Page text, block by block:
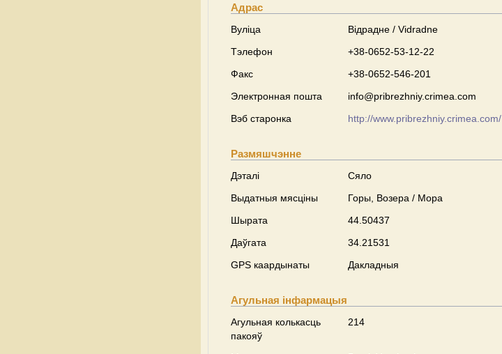
Адрас
Вуліца
Відрадне / Vidradne
Тэлефон
+38-0652-53-12-22
Факс
+38-0652-546-201
Электронная пошта
info@pribrezhniy.crimea.com
Вэб старонка
http://www.pribrezhniy.crimea.com/
Размяшчэнне
Дэталі
Сяло
Выдатныя мясціны
Горы, Возера / Мора
Шырата
44.50437
Даўгата
34.21531
GPS каардынаты
Дакладныя
Агульная інфармацыя
Агульная колькасць
пакояў
214